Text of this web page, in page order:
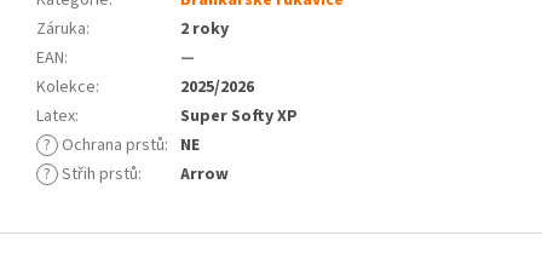
Záruka:
2 roky
EAN:
—
Kolekce:
2025/2026
Latex:
Super Softy XP
? Ochrana prstů: NE
? Střih prstů: Arrow